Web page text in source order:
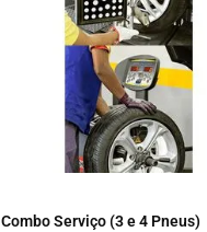
Combo Serviço (3 e 4 Pneus)